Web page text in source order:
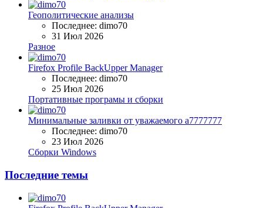
Геополитические анализы
Последнее: dimo70
31 Июл 2026
Разное
Firefox Profile BackUpper Manager
Последнее: dimo70
25 Июл 2026
Портативные програмы и сборки
Минимальные заливки от уважаемого a7777777
Последнее: dimo70
23 Июл 2026
Сборки Windows
Последние темы